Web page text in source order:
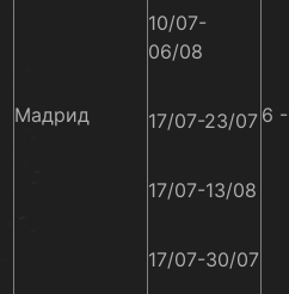
Мадрид
10/07-
06/08
17/07-23/07
17/07-13/08
17/07-30/07
6